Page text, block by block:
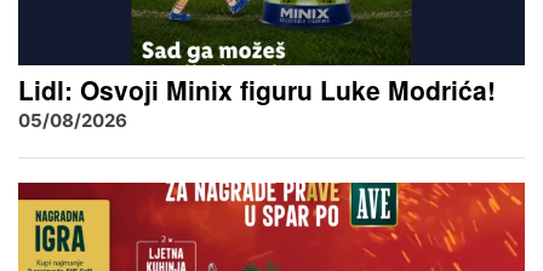
Lidl: Osvoji Minix figuru Luke Modrića!
05/08/2026